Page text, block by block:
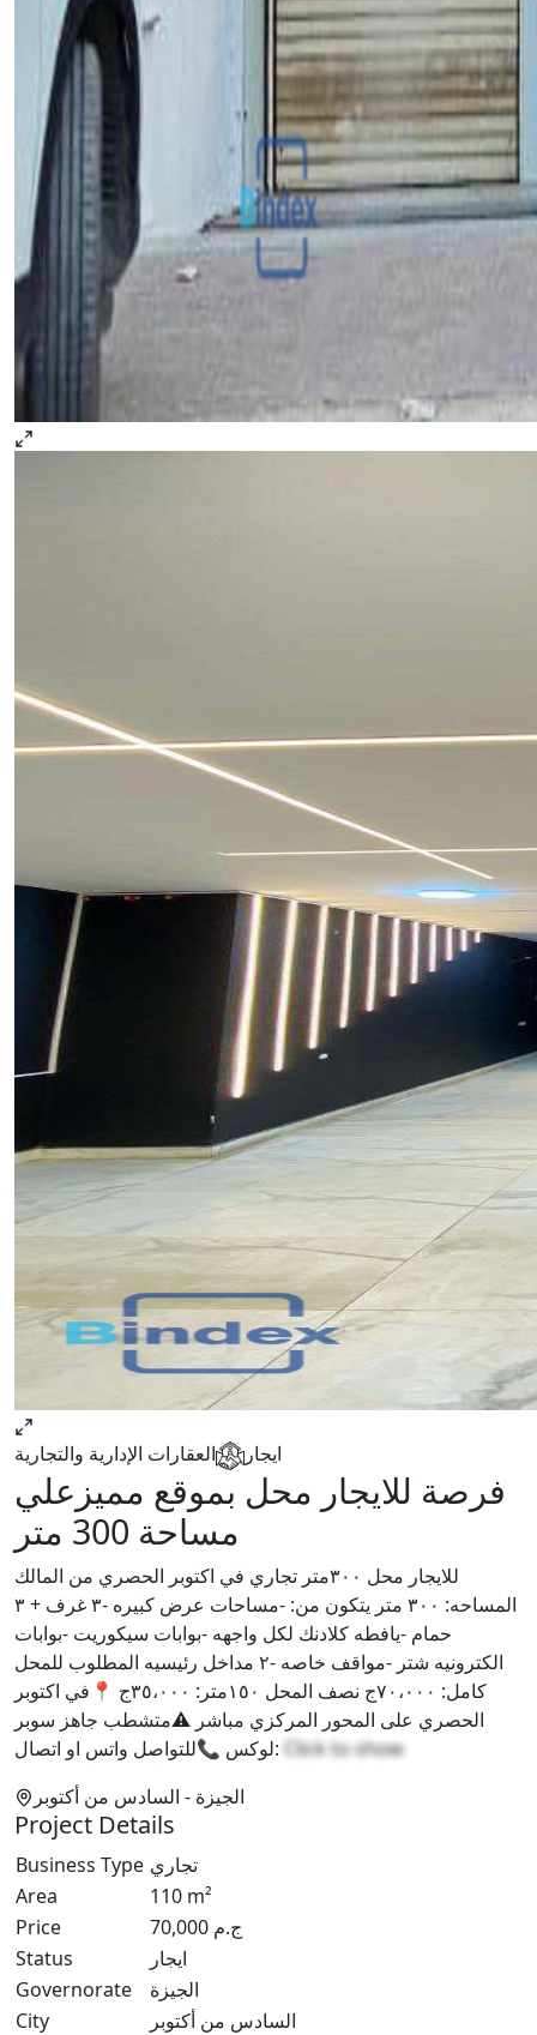
ايجار العقارات الإدارية والتجارية
فرصة للايجار محل بموقع مميزعلي
مساحة 300 متر
للايجار محل ٣٠٠متر تجاري في اكتوبر الحصري من المالك
المساحه: ٣٠٠ متر يتكون من: -مساحات عرض كبيره -٣ غرف + ٣
حمام -يافطه كلادنك لكل واجهه -بوابات سيكوريت -بوابات
الكترونيه شتر -مواقف خاصه -٢ مداخل رئيسيه المطلوب للمحل
كامل: ٧٠،٠٠٠ج نصف المحل ١٥٠متر: ٣٥،٠٠٠ج 📍في اكتوبر
الحصري على المحور المركزي مباشر ⚠️متشطب جاهز سوبر
لوكس 📞للتواصل واتس او اتصال: Click to show
الجيزة - السادس من أكتوبر
Project Details
Business Type تجاري
Area
110 m²
Price
70,000 ج.م
Status
ايجار
Governorate
الجيزة
City
السادس من أكتوبر